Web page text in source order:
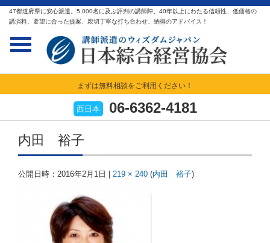
47都道府県に安心派遣。5,000名に及ぶ評判の講師陣、40年以上にわたる信頼性、低価格の
講演料、要望に合った提案、親切丁寧な打ち合わせ、納得のアドバイス！
まずは無料相談をご利用ください！
西日本 06-6362-4181
内田 裕子
公開日時： 2016年2月1日 219 × 240 (内田 裕子)